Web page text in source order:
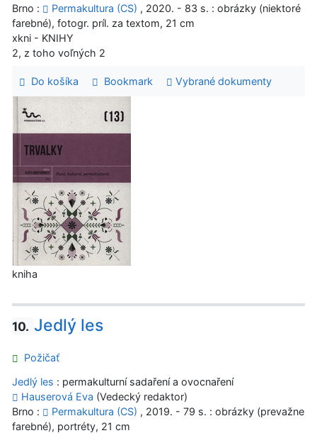
Brno :
Permakultura (CS) , 2020. - 83 s. : obrázky (niektoré
farebné), fotogr. príl. za textom, 21 cm
xkni - KNIHY
2, z toho voľných 2
Do košíka Bookmark Vybrané dokumenty
kniha
10. Jedlý les
Požičať
Jedlý les : permakulturní sadaření a ovocnaření
Hauserová Eva (Vedecký redaktor)
Brno :
Permakultura (CS) , 2019. - 79 s. : obrázky (prevažne
farebné), portréty, 21 cm